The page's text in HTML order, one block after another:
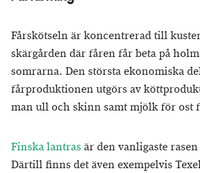
Fårskötseln är koncentrerad till
skärgården där fåren får beta på
somrarna. Den största ekonomiska
fårproduktionen utgörs av
man ull och skinn samt mjölk för ost
Finska lantrasär den vanligaste
Därtill finns det även exempelvis